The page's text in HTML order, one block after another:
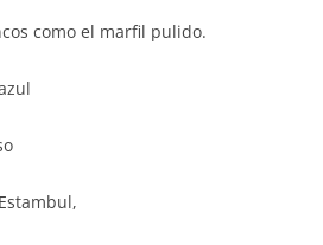
como el marfil pulido.